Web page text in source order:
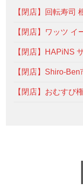
【閉店】回転寿司
【閉店】ワッツ イ
【閉店】HAPiNS
【閉店】Shiro-
【閉店】おむすび